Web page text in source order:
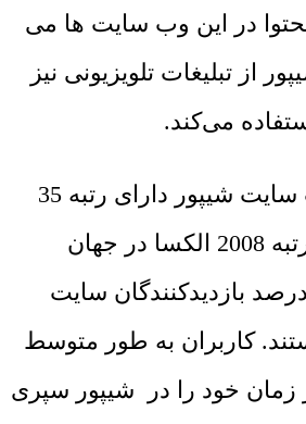
در این وب سایت ها می
از تبلیغات تلویزیونی نیز
می‌کند.
شیپور دارای رتبه 35
در ایران و رتبه 2008 الکسا در جهان
است. بیش از 95 درصد بازدیدکنندگان سایت
کاربران به طور متوسط
از زمان خود را در شیپور سپری